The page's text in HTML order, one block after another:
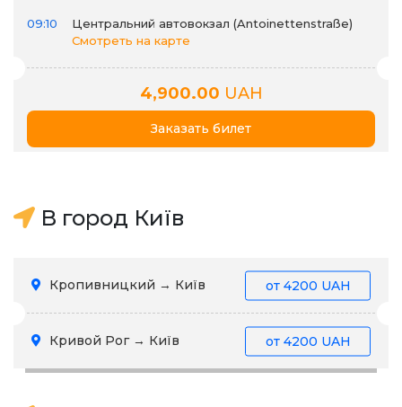
09:10
Центральний автовокзал (Antoinettenstraße)
Смотреть на карте
4,900.00 UAH
Заказать билет
В город Київ
Кропивницкий → Київ от 4200 UAH
Кривой Рог → Київ от 4200 UAH